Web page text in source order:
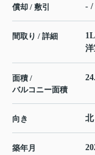
償却 / 敷引 - /
間取り / 詳細
面積 /
バルコニー面積
向き 北
築年月